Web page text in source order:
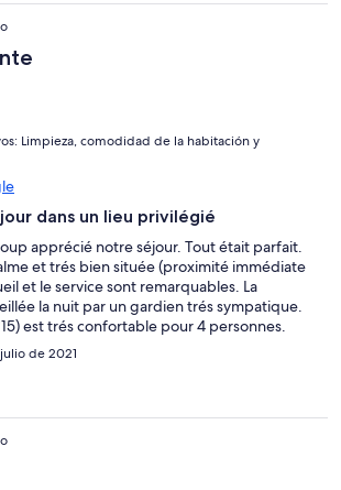
Limpieza, comodidad de la habitación y
dans un lieu privilégié
apprécié notre séjour. Tout était parfait.
et trés bien située (proximité immédiate
et le service sont remarquables. La
la nuit par un gardien trés sympatique.
est trés confortable pour 4 personnes.
de 2021